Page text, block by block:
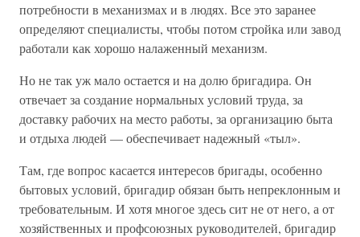
потребности в механизмах и в людях. Все это заранее
определяют специалисты, чтобы потом стройка или завод
работали как хорошо налаженный механизм.
Но не так уж мало остается и на долю бригадира. Он
отвечает за создание нормальных условий труда, за
доставку рабочих на место работы, за организацию быта
и отдыха людей — обеспечивает надежный «тыл».
Там, где вопрос касается интересов бригады, особенно
бытовых условий, бригадир обязан быть непреклонным и
требовательным. И хотя многое здесь сит не от него, а от
хозяйственных и профсоюзных руководителей, бригадир